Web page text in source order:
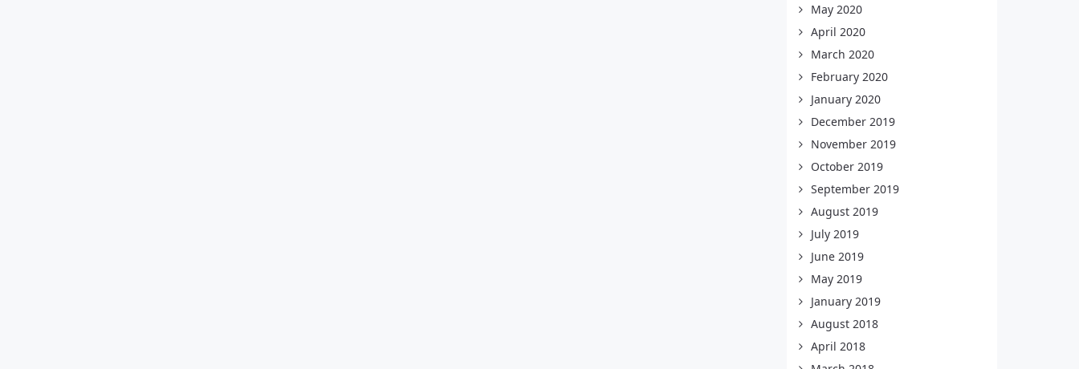
May 2020
April 2020
March 2020
February 2020
January 2020
December 2019
November 2019
October 2019
September 2019
August 2019
July 2019
June 2019
May 2019
January 2019
August 2018
April 2018